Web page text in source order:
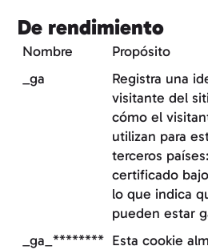
De rendimiento
Nombre
Propósito
_ga
Registra una
visitante del
cómo el
utilizan para
terceros
certificado
lo que indica
pueden estar
_ga_******** Esta cookie